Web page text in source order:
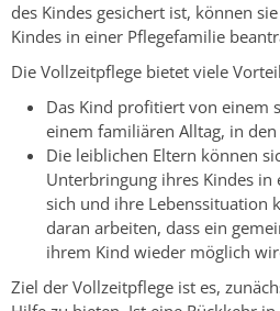
des Kindes gesichert ist, können
Kindes in einer Pflegefamilie
Die Vollzeitpflege bietet viele
Das Kind profitiert von einem
einem familiären Alltag, in
Die leiblichen Eltern können
Unterbringung ihres Kindes in
sich und ihre Lebenssituation
daran arbeiten, dass ein
ihrem Kind wieder möglich
Ziel der Vollzeitpflege ist es,